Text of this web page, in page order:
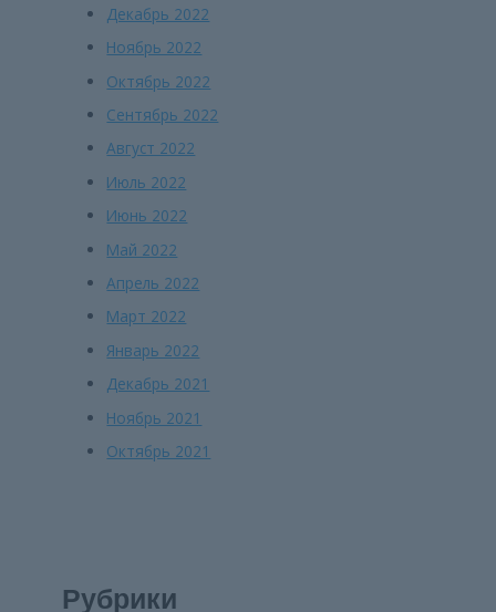
Декабрь 2022
Ноябрь 2022
Октябрь 2022
Сентябрь 2022
Август 2022
Июль 2022
Июнь 2022
Май 2022
Апрель 2022
Март 2022
Январь 2022
Декабрь 2021
Ноябрь 2021
Октябрь 2021
Рубрики